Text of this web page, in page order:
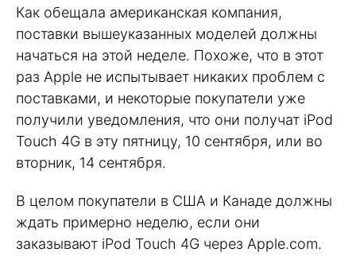
Как обещала американская компания,
поставки вышеуказанных моделей должны
начаться на этой неделе. Похоже, что в этот
раз Apple не испытывает никаких проблем с
поставками, и некоторые покупатели уже
получили уведомления, что они получат iPod
Touch 4G в эту пятницу, 10 сентября, или во
вторник, 14 сентября.
В целом покупатели в США и Канаде должны
ждать примерно неделю, если они
заказывают iPod Touch 4G через Apple.com.